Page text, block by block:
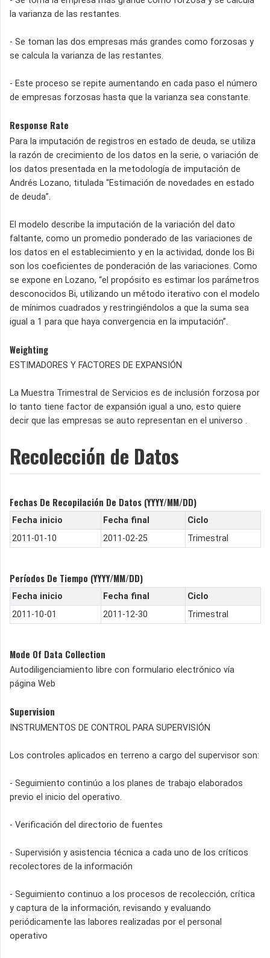
la varianza de las restantes.
- Se toman las dos empresas más grandes como forzosas y
se calcula la varianza de las restantes.
- Este proceso se repite aumentando en cada paso el número
de empresas forzosas hasta que la varianza sea constante.
Response Rate
Para la imputación de registros en estado de deuda, se utiliza
la razón de crecimiento de los datos en la serie, o variación de
los datos presentada en la metodología de imputación de
Andrés Lozano, titulada “Estimación de novedades en estado
de deuda”.
El modelo describe la imputación de la variación del dato
faltante, como un promedio ponderado de las variaciones de
los datos en el establecimiento y en la actividad, donde los Bi
son los coeficientes de ponderación de las variaciones. Como
se expone en Lozano, “el propósito es estimar los parámetros
desconocidos Bi, utilizando un método iterativo con el modelo
de mínimos cuadrados y restringiéndolos a que la suma sea
igual a 1 para que haya convergencia en la imputación”.
Weighting
ESTIMADORES Y FACTORES DE EXPANSIÓN
La Muestra Trimestral de Servicios es de inclusión forzosa por
lo tanto tiene factor de expansión igual a uno, esto quiere
decir que las empresas se auto representan en el universo .
Recolección de Datos
Fechas De Recopilación De Datos (YYYY/MM/DD)
Fecha inicio Fecha final
Ciclo
2011-01-10
2011-02-25 Trimestral
Períodos De Tiempo (YYYY/MM/DD)
Fecha inicio Fecha final
Ciclo
2011-10-01
2011-12-30 Trimestral
Mode Of Data Collection
Autodiligenciamiento libre con formulario electrónico vía
página Web
Supervision
INSTRUMENTOS DE CONTROL PARA SUPERVISIÓN
Los controles aplicados en terreno a cargo del supervisor son:
- Seguimiento continúo a los planes de trabajo elaborados
previo el inicio del operativo.
- Verificación del directorio de fuentes
- Supervisión y asistencia técnica a cada uno de los críticos
recolectores de la información
- Seguimiento continuo a los procesos de recolección, crítica
y captura de la información, revisando y evaluando
periódicamente las labores realizadas por el personal
operativo